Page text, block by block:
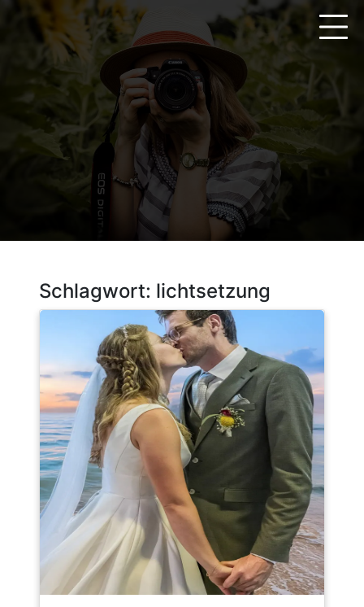
springen
Schlagwort: lichtsetzung